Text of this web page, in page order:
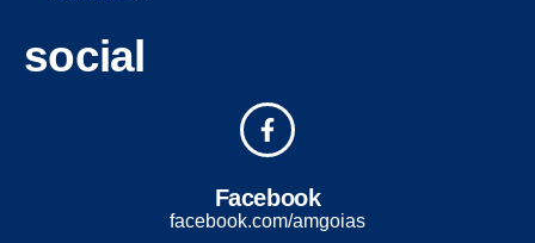
social
Facebook
facebook.com/amgoias